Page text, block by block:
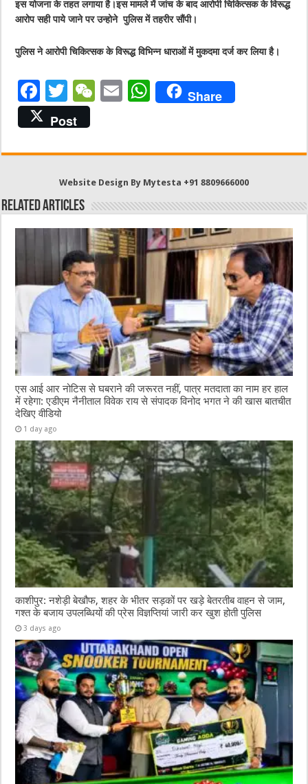
इस योजना के तहत लगाया है।इस मामले में जांच के बाद आरोपी चिकित्सक के विरूद्ध
आरोप सही पाये जाने पर उन्होने पुलिस में तहरीर सौंपी।
पुलिस ने आरोपी चिकित्सक के विरूद्ध विभिन्न धाराओं में मुकदमा दर्ज कर लिया है।
F
a
c
e
o
o
T
w
it
te
r
W
h
at
E
l
W
s
A
p
p
Share
Post
Website Design By Mytesta +91 8809666000
Related Articles
एस आई आर नोटिस से घबराने की जरूरत नहीं, पात्र मतदाता का नाम हर हाल
में रहेगा: एडीएम नैनीताल विवेक राय से संपादक विनोद भगत ने की खास बातचीत
देखिए वीडियो
1 day ago
काशीपुर: नशेड़ी बेखौफ, शहर के भीतर सड़कों पर खड़े बेतरतीब वाहन से जाम,
गश्त के बजाय उपलब्धियों की प्रेस विज्ञप्तियां जारी कर खुश होती पुलिस
3 days ago